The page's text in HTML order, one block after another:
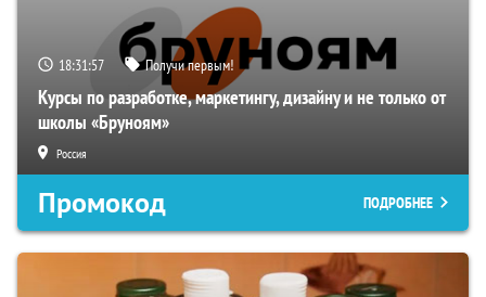
18:31:56 Получи первым!
Курсы по разработке, маркетингу, дизайну и не только от
школы «Бруноям»
Россия
Промокод ПОДРОБНЕЕ